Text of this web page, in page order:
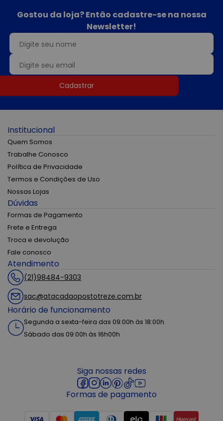
Gostou da loja? Então cadastre-se na nossa
Newsletter!
Cadastrar
Institucional
Quem Somos
Trabalhe Conosco
Política de Privacidade
Termos e Condições de Uso
Nossas Lojas
Dúvidas
Formas de Pagamento
Frete e Entrega
Troca e devolução
Fale conosco
Atendimento
(21)98484-9303
sac@atacadaopostotreze.com.br
Horário de funcionamento
Segunda a sexta-feira das 09:00h às 18:00h
Sábado das 09:00h às 16h00h
Siga nossas redes
Formas de pagamento